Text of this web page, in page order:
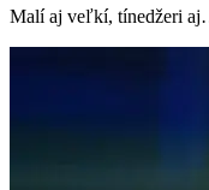
Malí aj veľkí, tínedžeri